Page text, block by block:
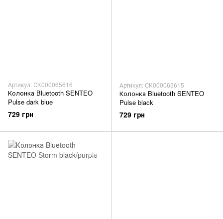
Артикул: СК000065616
Колонка Bluetooth SENTEO
Pulse dark blue
729 грн
Артикул: СК000065615
Колонка Bluetooth SENTEO
Pulse black
729 грн